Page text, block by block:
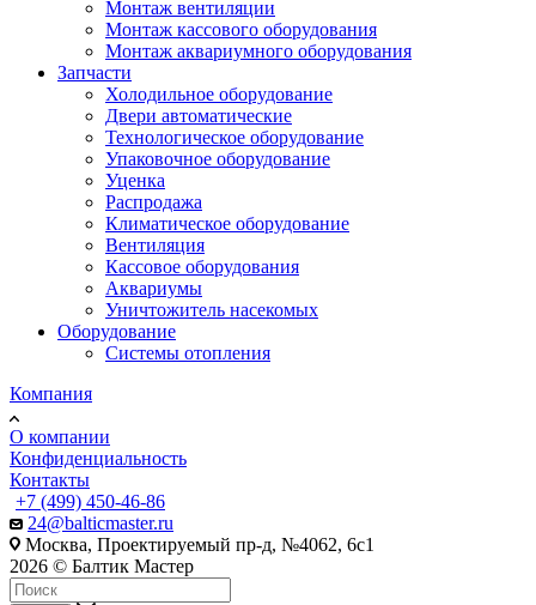
Монтаж вентиляции
Монтаж кассового оборудования
Монтаж аквариумного оборудования
Запчасти
Холодильное оборудование
Двери автоматические
Технологическое оборудование
Упаковочное оборудование
Уценка
Распродажа
Климатическое оборудование
Вентиляция
Кассовое оборудования
Аквариумы
Уничтожитель насекомых
Оборудование
Системы отопления
Компания
О компании
Конфиденциальность
Контакты
+7 (499) 450-46-86
24@balticmaster.ru
Москва, Проектируемый пр-д, №4062, 6с1
2026 © Балтик Мастер